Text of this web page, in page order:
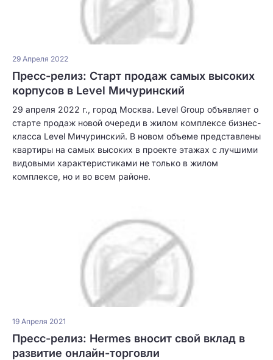
29 Апреля 2022
Пресс-релиз: Старт продаж самых высоких
корпусов в Level Мичуринский
29 апреля 2022 г., город Москва. Level Group объявляет о
старте продаж новой очереди в жилом комплексе бизнес-
класса Level Мичуринский. В новом объеме представлены
квартиры на самых высоких в проекте этажах с лучшими
видовыми характеристиками не только в жилом
комплексе, но и во всем районе.
19 Апреля 2021
Пресс-релиз: Hermes вносит свой вклад в
развитие онлайн-торговли